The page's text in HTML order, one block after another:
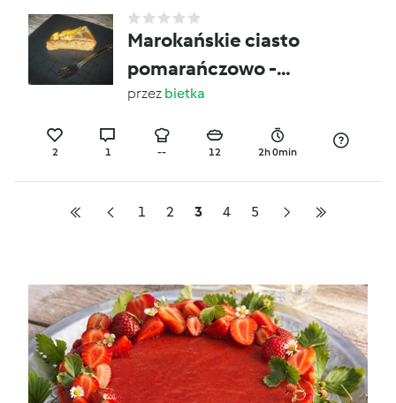
Marokańskie ciasto
pomarańczowo -
migdałowe
przez bietka
2 1 -- 12 2h 0min
1 2 3 4 5